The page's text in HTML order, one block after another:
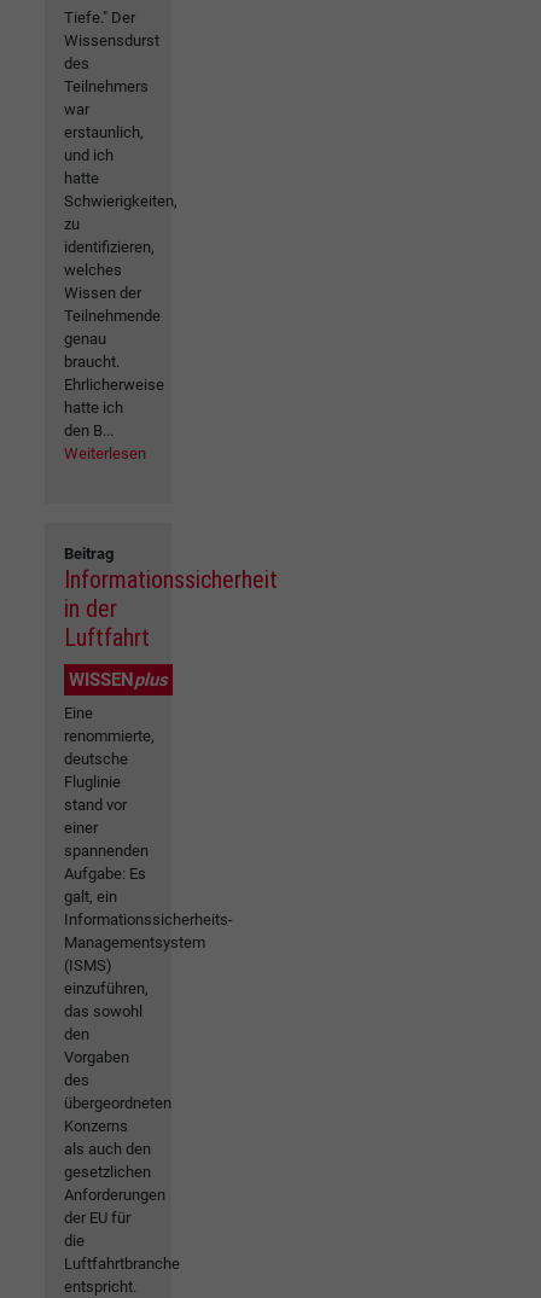
Tiefe." Der
Wissensdurst
des
Teilnehmers
war
erstaunlich,
und ich
hatte
Schwierigkeiten,
zu
identifizieren,
welches
Wissen der
Teilnehmende
genau
braucht.
Ehrlicherweise
hatte ich
den B...
Weiterlesen
Beitrag
Informationssicherheit
in der
Luftfahrt
WISSENplus
Eine
renommierte,
deutsche
Fluglinie
stand vor
einer
spannenden
Aufgabe: Es
galt, ein
Informationssicherheits-
Managementsystem
(ISMS)
einzuführen,
das sowohl
den
Vorgaben
des
übergeordneten
Konzerns
als auch den
gesetzlichen
Anforderungen
der EU für
die
Luftfahrtbranche
entspricht.